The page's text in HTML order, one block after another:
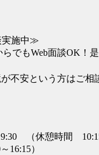
実施中≫
でもWeb面談OK！
不安という方はご相
（休憩時間 10:15
16:15）